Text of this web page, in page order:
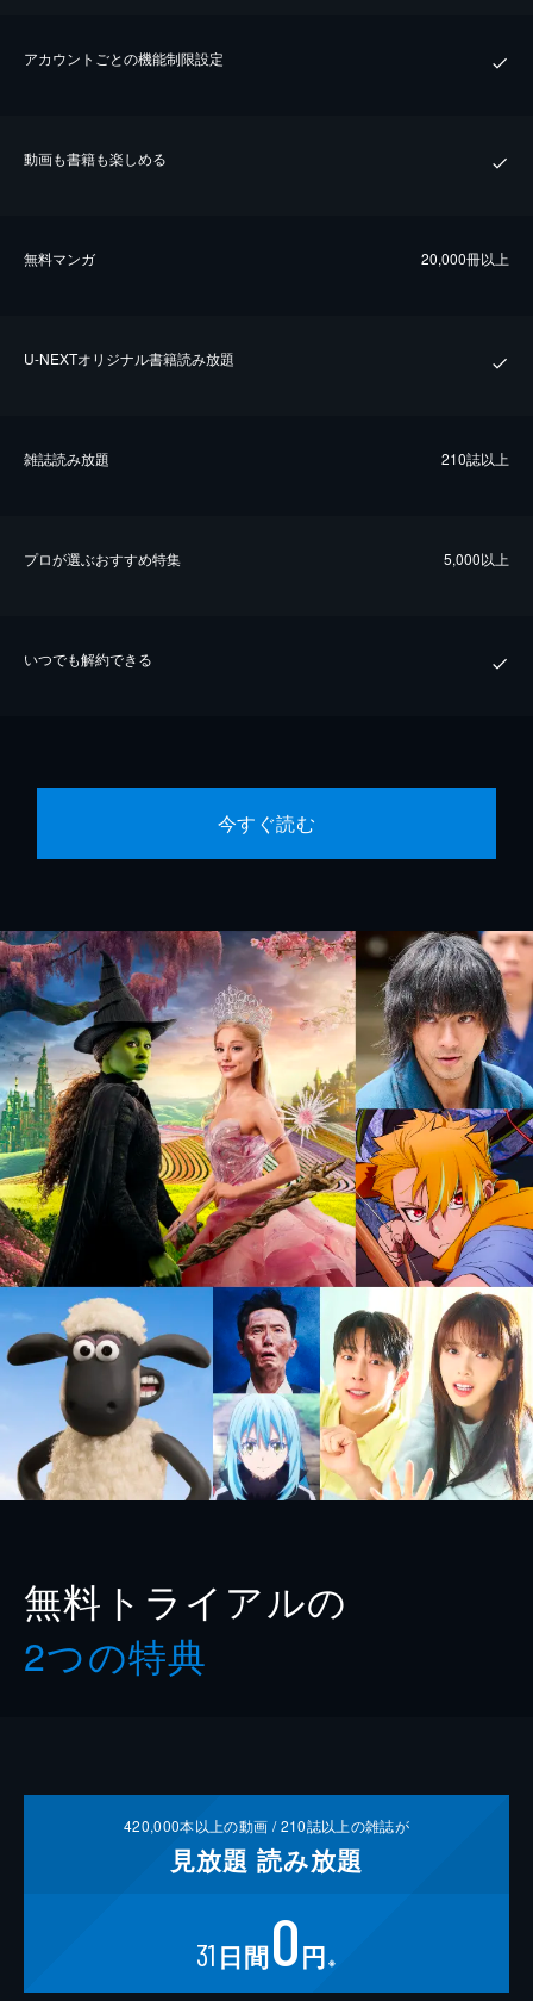
アカウントごとの機能制限設定
動画も書籍も楽しめる
無料マンガ 20,000冊以上
U-NEXTオリジナル書籍読み放題
雑誌読み放題 210誌以上
プロが選ぶおすすめ特集 5,000以上
いつでも解約できる
今すぐ読む
無料トライアルの
2つの特典
420,000本以上の動画 /210誌以上の雑誌が
見放題 読み放題
31 日間0円 ※